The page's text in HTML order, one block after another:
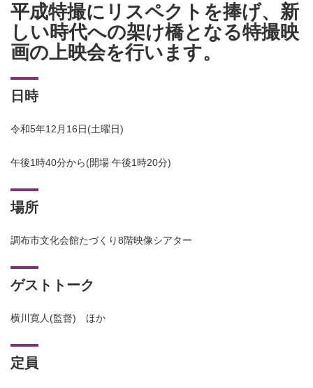
平成特撮にリスペクトを捧げ、新
しい時代への架け橋となる特撮映
画の上映会を行います。
日時
令和5年12月16日(土曜日)
午後1時40分から(開場 午後1時20分)
場所
調布市文化会館たづくり8階映像シアター
ゲストトーク
横川寛人(監督) ほか
定員